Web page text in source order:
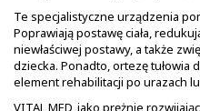
Te specjalistyczne urządzenia
Poprawiają postawę ciała,
niewłaściwej postawy, a także
dziecka. Ponadto, ortezę tułowia
element rehabilitacji po urazach
VITAL MED, jako prężnie